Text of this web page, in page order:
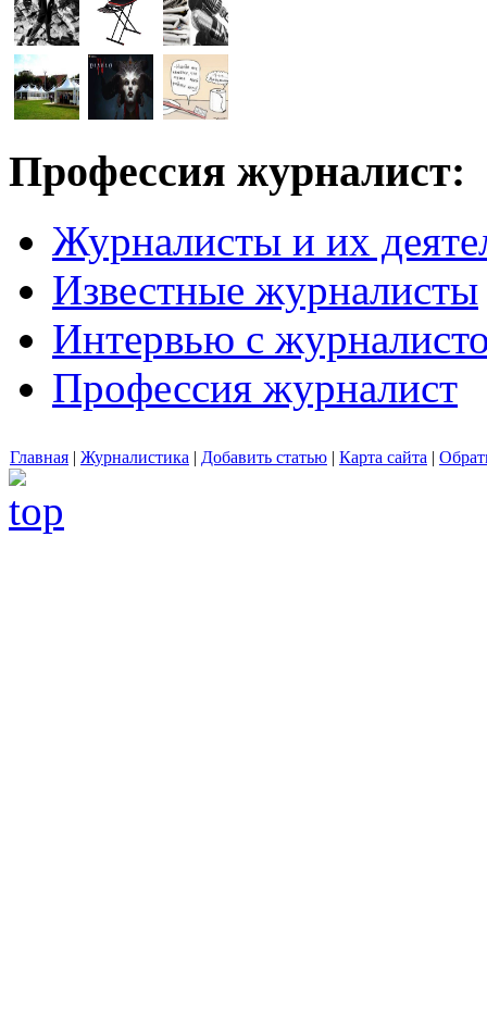
Профессия журналист:
Журналисты и их
Известные журналисты
Интервью с
Профессия журналист
Главная | Журналистика | Добавить статью | Карта сайта |